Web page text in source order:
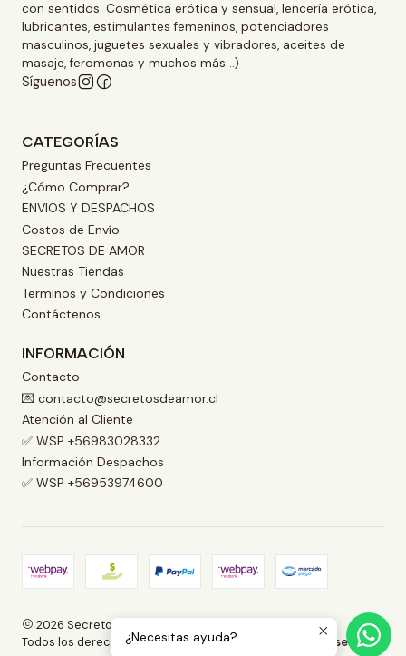
con sentidos. Cosmética erótica y sensual, lencería erótica,
lubricantes, estimulantes femeninos, potenciadores
masculinos, juguetes sexuales y vibradores, aceites de
masaje, feromonas y muchos más ..)
Síguenos
CATEGORÍAS
Preguntas Frecuentes
¿Cómo Comprar?
ENVIOS Y DESPACHOS
Costos de Envío
SECRETOS DE AMOR
Nuestras Tiendas
Terminos y Condiciones
Contáctenos
INFORMACIÓN
Contacto
💌 contacto@secretosdeamor.cl
Atención al Cliente
✅ WSP +56983028332
Información Despachos
✅ WSP +56953974600
2026 Secretos de Amor .
Todos los derechos reservados.Desarrollado por Jumpseller.
¿Necesitas ayuda?